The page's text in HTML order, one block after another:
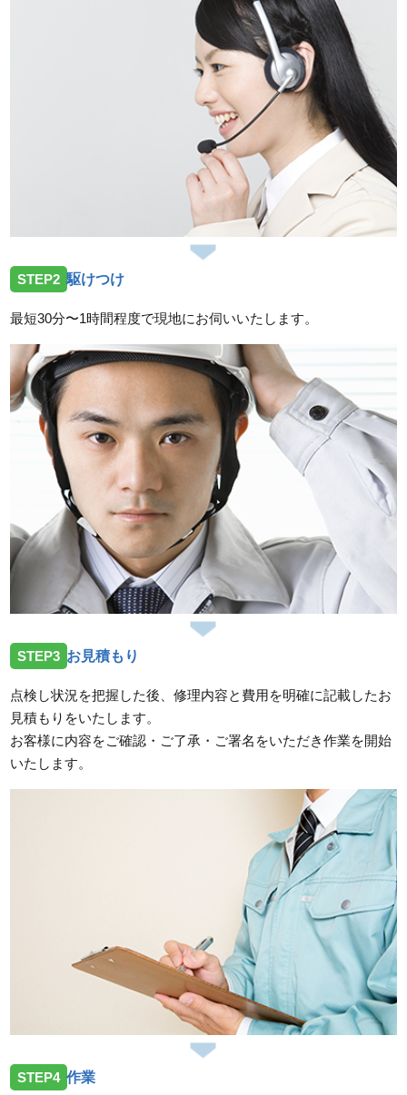
STEP2 駆けつけ
最短30分〜1時間程度で現地にお伺いいたします。
STEP3 お見積もり
点検し状況を把握した後、修理内容と費用を明確に記載したお
見積もりをいたします。
お客様に内容をご確認・ご了承・ご署名をいただき作業を開始
いたします。
STEP4 作業